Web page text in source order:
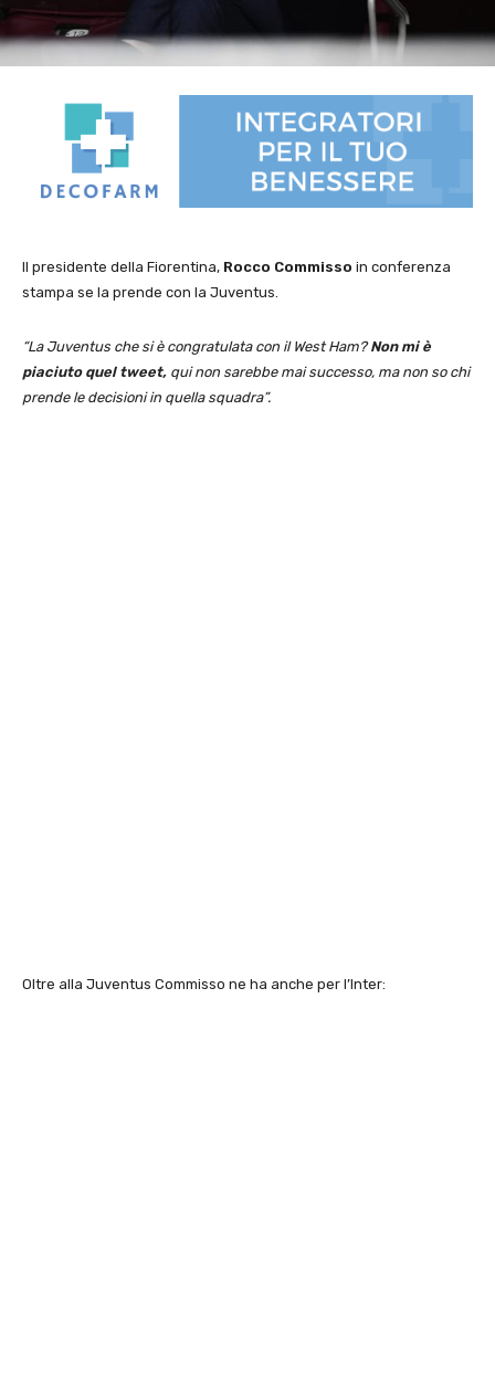
Il presidente della Fiorentina, Rocco Commisso in conferenza
stampa se la prende con la Juventus.
“La Juventus che si è congratulata con il West Ham?Non mi è
piaciuto quel tweet, qui non sarebbe mai successo, ma non so chi
prende le decisioni in quella squadra”.
Oltre alla Juventus Commisso ne ha anche per l’Inter: